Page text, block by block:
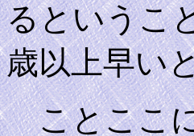
るというこ
歳以上早い
ことここに